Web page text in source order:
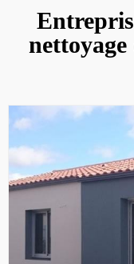
nettoyage